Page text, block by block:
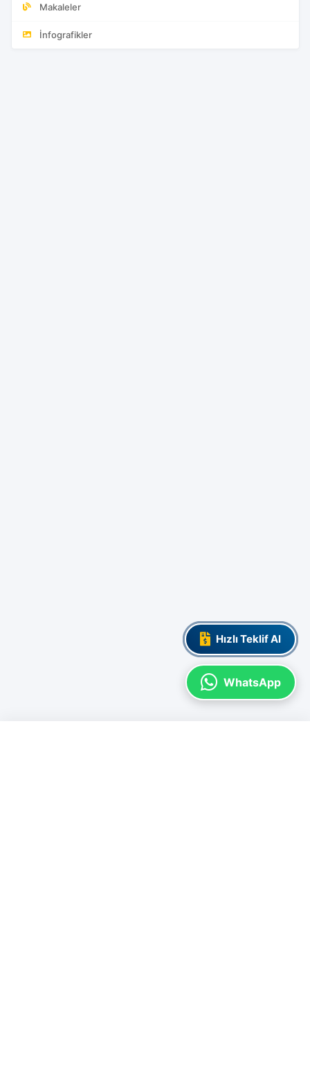
Makaleler
İnfografikler
Hızlı Teklif Al
WhatsApp